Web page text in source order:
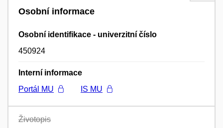
Osobní informace
Osobní identifikace - univerzitní číslo
450924
Interní informace
Portál MU
IS MU
Životopis